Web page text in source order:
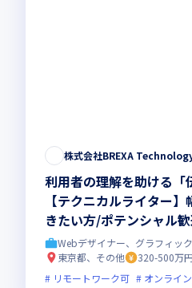
株式会社BREXA
利用者の理解を助ける「
【テクニカルライター
きたい方/ポテンシャル
時間40分★有給取得率
完全週休2日制（土日）★
件を通して成長可能
Webデザイナー、グラフィッ
東京都、その他
320-500万
リモートワーク可
オンライ